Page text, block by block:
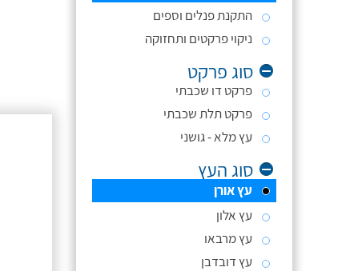
התקנת פנלים וספים
ניקוי פרקטים ותחזוקה
סוג פרקט
פרקט דו שכבתי
פרקט תלת שכבתי
עץ מלא - גושני
סוג העץ
עץ אורן
עץ אלון
עץ מרבאו
עץ דובדבן